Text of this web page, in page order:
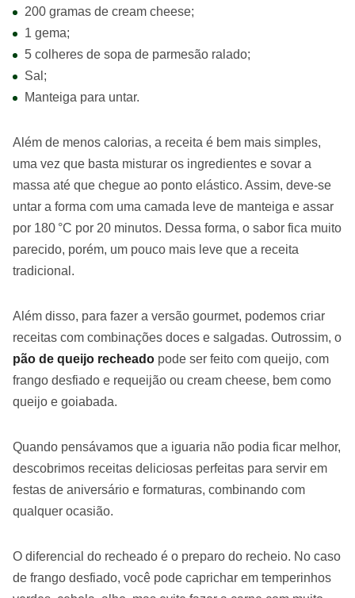
200 gramas de cream cheese;
1 gema;
5 colheres de sopa de parmesão ralado;
Sal;
Manteiga para untar.
Além de menos calorias, a receita é bem mais simples,
uma vez que basta misturar os ingredientes e sovar a
massa até que chegue ao ponto elástico. Assim, deve-se
untar a forma com uma camada leve de manteiga e assar
por 180 °C por 20 minutos. Dessa forma, o sabor fica muito
parecido, porém, um pouco mais leve que a receita
tradicional.
Além disso, para fazer a versão gourmet, podemos criar
receitas com combinações doces e salgadas. Outrossim, o
pão de queijo recheado pode ser feito com queijo, com
frango desfiado e requeijão ou cream cheese, bem como
queijo e goiabada.
Quando pensávamos que a iguaria não podia ficar melhor,
descobrimos receitas deliciosas perfeitas para servir em
festas de aniversário e formaturas, combinando com
qualquer ocasião.
O diferencial do recheado é o preparo do recheio. No caso
de frango desfiado, você pode caprichar em temperinhos